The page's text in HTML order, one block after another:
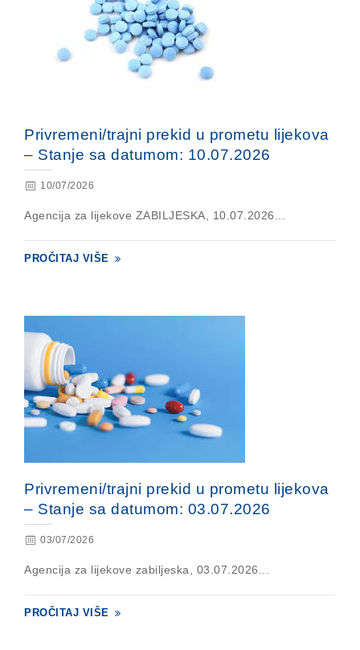
Privremeni/trajni prekid u prometu lijekova
– Stanje sa datumom: 10.07.2026
10/07/2026
Agencija za lijekove ZABILJESKA, 10.07.2026...
PROČITAJ VIŠE
Privremeni/trajni prekid u prometu lijekova
– Stanje sa datumom: 03.07.2026
03/07/2026
Agencija za lijekove zabiljeska, 03.07.2026...
PROČITAJ VIŠE